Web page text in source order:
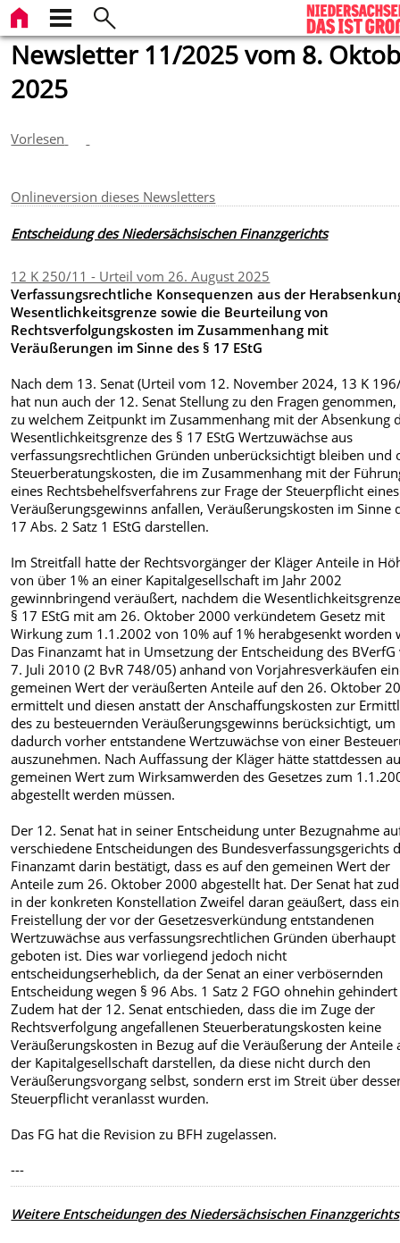
Newsletter 11/2025 vom 8.
2025
Vorlesen
Onlineversion dieses Newsletters
Entscheidung des Niedersächsischen Finanzgerichts
12 K 250/11 - Urteil vom 26. August 2025
Verfassungsrechtliche Konsequenzen aus der
Wesentlichkeitsgrenze sowie die Beurteilung von
Rechtsverfolgungskosten im Zusammenhang mit
Veräußerungen im Sinne des § 17 EStG
Nach dem 13. Senat (Urteil vom 12. November 2024, 13 K
hat nun auch der 12. Senat Stellung zu den Fragen
zu welchem Zeitpunkt im Zusammenhang mit der Absenkung
Wesentlichkeitsgrenze des § 17 EStG Wertzuwächse aus
verfassungsrechtlichen Gründen unberücksichtigt bleiben und
Steuerberatungskosten, die im Zusammenhang mit der
eines Rechtsbehelfsverfahrens zur Frage der Steuerpflicht eines
Veräußerungsgewinns anfallen, Veräußerungskosten im Sinne
17 Abs. 2 Satz 1 EStG darstellen.
Im Streitfall hatte der Rechtsvorgänger der Kläger Anteile in
von über 1% an einer Kapitalgesellschaft im Jahr 2002
gewinnbringend veräußert, nachdem die
§ 17 EStG mit am 26. Oktober 2000 verkündetem Gesetz mit
Wirkung zum 1.1.2002 von 10% auf 1% herabgesenkt worden
Das Finanzamt hat in Umsetzung der Entscheidung des
7. Juli 2010 (2 BvR 748/05) anhand von Vorjahresverkäufen
gemeinen Wert der veräußerten Anteile auf den 26. Oktober
ermittelt und diesen anstatt der Anschaffungskosten zur
des zu besteuernden Veräußerungsgewinns berücksichtigt, um
dadurch vorher entstandene Wertzuwächse von einer
auszunehmen. Nach Auffassung der Kläger hätte stattdessen
gemeinen Wert zum Wirksamwerden des Gesetzes zum
abgestellt werden müssen.
Der 12. Senat hat in seiner Entscheidung unter Bezugnahme
verschiedene Entscheidungen des Bundesverfassungsgerichts
Finanzamt darin bestätigt, dass es auf den gemeinen Wert der
Anteile zum 26. Oktober 2000 abgestellt hat. Der Senat hat
in der konkreten Konstellation Zweifel daran geäußert, dass
Freistellung der vor der Gesetzesverkündung entstandenen
Wertzuwächse aus verfassungsrechtlichen Gründen überhaupt
geboten ist. Dies war vorliegend jedoch nicht
entscheidungserheblich, da der Senat an einer verbösernden
Entscheidung wegen § 96 Abs. 1 Satz 2 FGO ohnehin
Zudem hat der 12. Senat entschieden, dass die im Zuge der
Rechtsverfolgung angefallenen Steuerberatungskosten keine
Veräußerungskosten in Bezug auf die Veräußerung der Anteile
der Kapitalgesellschaft darstellen, da diese nicht durch den
Veräußerungsvorgang selbst, sondern erst im Streit über
Steuerpflicht veranlasst wurden.
Das FG hat die Revision zu BFH zugelassen.
---
Weitere Entscheidungen des Niedersächsischen Finanzgerichts